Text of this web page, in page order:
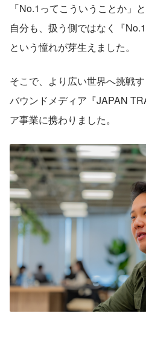
「No.1ってこういうことか」
自分も、扱う側ではなく『
という憧れが芽生えました。
そこで、より広い世界へ挑戦
バウンドメディア『JAPAN
ア事業に携わりました。